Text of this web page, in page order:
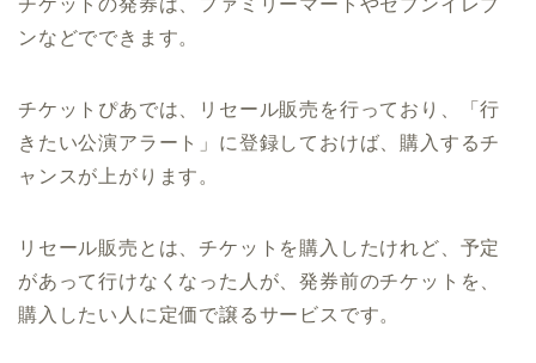
ンなどでできます。
チケットぴあでは、リセール販売を行っており、「行
きたい公演アラート」に登録しておけば、購入するチ
ャンスが上がります。
リセール販売とは、チケットを購入したけれど、予定
があって行けなくなった人が、発券前のチケットを、
購入したい人に定価で譲るサービスです。